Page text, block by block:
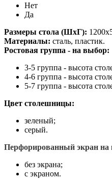
Нет
Да
Размеры стола (ШхГ):
Материалы: сталь, пластик.
Ростовая группа - на выбор:
3-5 группа - высота
4-6 группа - высота
5-7 группа - высота
Цвет столешницы:
зеленый;
серый.
Перфорированный экран на
без экрана;
с экраном.